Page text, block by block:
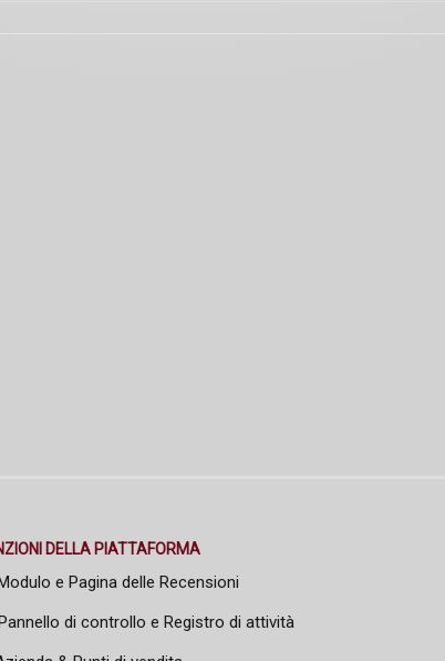
DELLA PIATTAFORMA
e Pagina delle Recensioni
di controllo e Registro di attività